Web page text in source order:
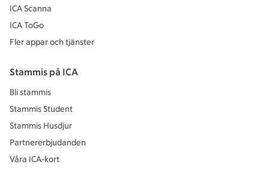
ICA Scanna
ICA ToGo
Fler appar och tjänster
Stammis på ICA
Bli stammis
Stammis Student
Stammis Husdjur
Partnererbjudanden
Våra ICA-kort